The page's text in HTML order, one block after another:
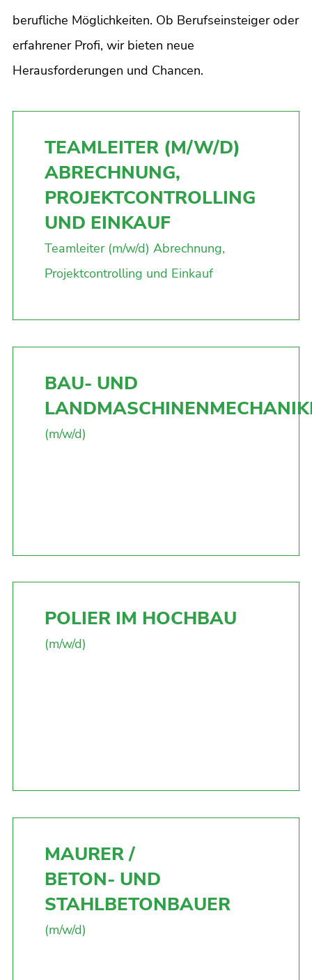
berufliche Möglichkeiten. Ob Berufseinsteiger oder
erfahrener Profi, wir bieten neue
Herausforderungen und Chancen.
TEAMLEITER (M/W/D)
ABRECHNUNG,
PROJEKTCONTROLLING
UND EINKAUF
Teamleiter (m/w/d) Abrechnung,
Projektcontrolling und Einkauf
BAU- UND
(m/w/d)
POLIER IM HOCHBAU
(m/w/d)
MAURER /
BETON- UND
STAHLBETONBAUER
(m/w/d)